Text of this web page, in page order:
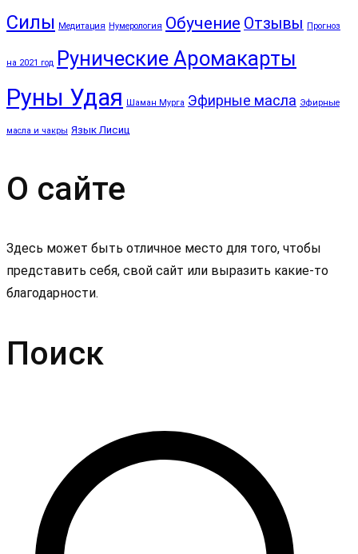
Силы Медитация Нумерология Обучение Отзывы Прогноз
на 2021 год Рунические Аромакарты
Руны Удая Шаман Мурга Эфирные масла Эфирные
масла и чакры Язык Лисиц
О сайте
Здесь может быть отличное место для того, чтобы
представить себя, свой сайт или выразить какие-то
благодарности.
Поиск